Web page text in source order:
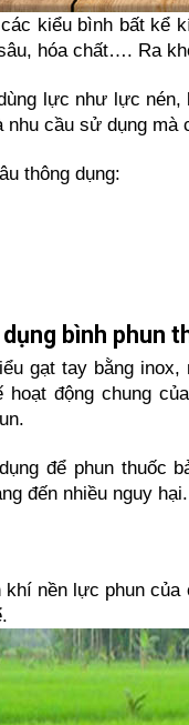
kiểu bình bất
hóa chất…. Ra
lực như lực
cầu sử dụng mà
thông dụng:
bình phun
gạt tay bằng
hoạt động chung
để phun thuốc
đến nhiều nguy hại.
nền lực phun